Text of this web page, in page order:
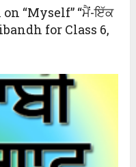
“Myself” “ਮੈਂ-ਇੱਕ
for Class 6,